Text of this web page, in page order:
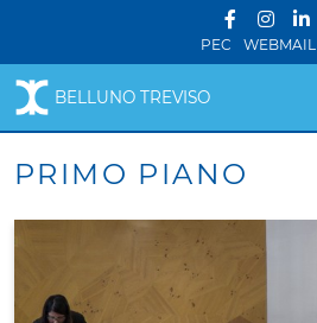
PEC WEBMAIL
BELLUNO TREVISO
PRIMO PIANO